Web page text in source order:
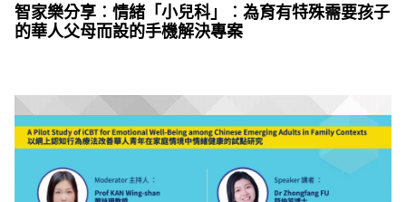
智家樂分享︰情緒「小兒科」︰為育有特殊需要孩子
的華人父母而設的手機解決專案